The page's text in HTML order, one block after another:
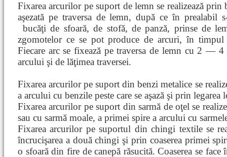
Fixarea arcurilor pe suport de lemn se realizează prin
aşezată pe traversa de lemn, după ce în prealabil
bucăţide sfoară, de stofă, de panză, prinse de
zgomotelor ce se pot produce de arcuri, în
Fiecare arc se fixează pe traversa de lemn cu 2 —
arcului şi de lăţimea traversei.
Fixarea arcurilor pe suport din benzi metalice se
a arcului cu benzile peste care se aşază şi prin legarea
Fixarea arcurilor pe suport din sarmă de oţel se
sau cu sarmă moale, a primei spire a arcului cu
Fixarea arcurilor pe suportul din chingi textile se
încrucişarea a două chingi şi prin coaserea primei
o sfoară din fire de canepă răsucită. Coaserea se